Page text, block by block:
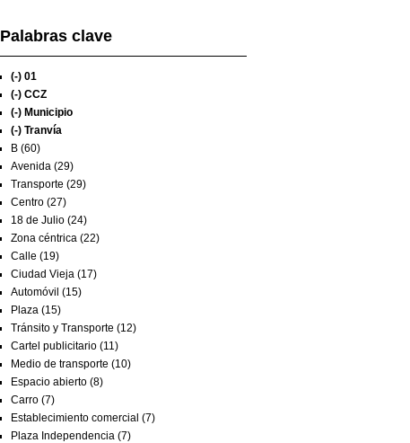
Palabras clave
(-) 01
(-) CCZ
(-) Municipio
(-) Tranvía
B (60)
Avenida (29)
Transporte (29)
Centro (27)
18 de Julio (24)
Zona céntrica (22)
Calle (19)
Ciudad Vieja (17)
Automóvil (15)
Plaza (15)
Tránsito y Transporte (12)
Cartel publicitario (11)
Medio de transporte (10)
Espacio abierto (8)
Carro (7)
Establecimiento comercial (7)
Plaza Independencia (7)